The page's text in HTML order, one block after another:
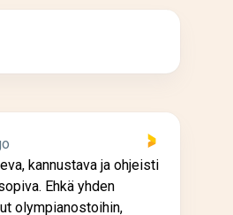
kannustava ja ohjeisti
Ehkä yhden
olympianostoihin,